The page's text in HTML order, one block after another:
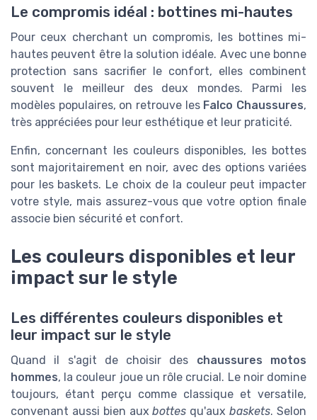
Le compromis idéal : bottines mi-hautes
Pour ceux cherchant un compromis, les bottines mi-
hautes peuvent être la solution idéale. Avec une bonne
protection sans sacrifier le confort, elles combinent
souvent le meilleur des deux mondes. Parmi les
modèles populaires, on retrouve les Falco Chaussures,
très appréciées pour leur esthétique et leur praticité.
Enfin, concernant les couleurs disponibles, les bottes
sont majoritairement en noir, avec des options variées
pour les baskets. Le choix de la couleur peut impacter
votre style, mais assurez-vous que votre option finale
associe bien sécurité et confort.
Les couleurs disponibles et leur
impact sur le style
Les différentes couleurs disponibles et
leur impact sur le style
Quand il s'agit de choisir des chaussures motos
hommes, la couleur joue un rôle crucial. Le noir domine
toujours, étant perçu comme classique et versatile,
convenant aussi bien auxbottes qu'auxbaskets. Selon